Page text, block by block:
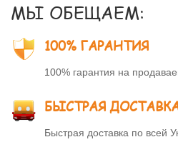
МЫ ОБЕЩАЕМ:
100% ГАРАНТИЯ
100% гарантия на
БЫСТРАЯ
Быстрая доставка по всей